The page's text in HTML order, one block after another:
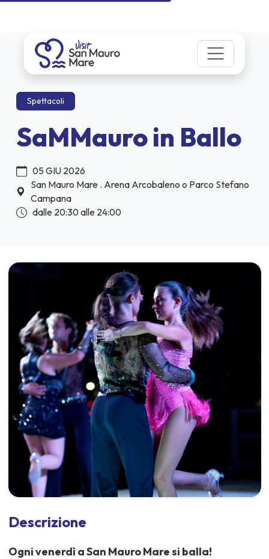
Spettacoli
SaMMauro in Ballo
05 GIU 2026
San Mauro Mare . Arena Arcobaleno o Parco Stefano
Campana
dalle 20:30 alle 24:00
Descrizione
Ogni venerdì a San Mauro Mare si balla!